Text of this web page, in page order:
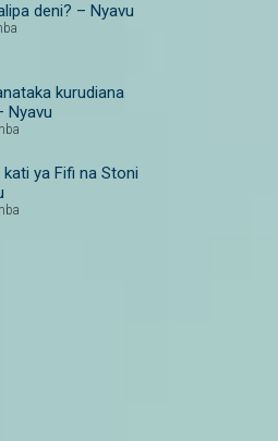
deni? – Nyavu
kurudiana
Ida – Nyavu
kati ya Fifi na Stoni